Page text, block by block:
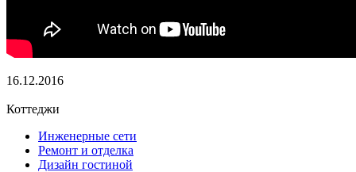
16.12.2016
Коттеджи
Инженерные сети
Ремонт и отделка
Дизайн гостиной